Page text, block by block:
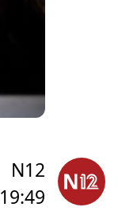
N12
19:49